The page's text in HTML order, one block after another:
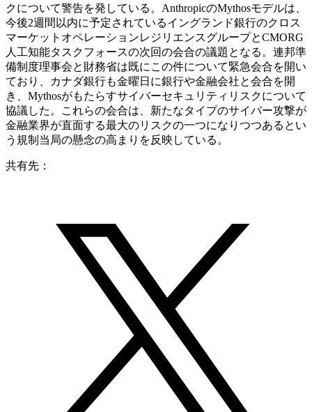
クについて警告を発している。AnthropicのMythosモデルは、
今後2週間以内に予定されているイングランド銀行のクロス
マーケットオペレーションレジリエンスグループとCMORG
人工知能タスクフォースの次回の会合の議題となる。連邦準
備制度理事会と財務省は既にこの件について緊急会合を開い
ており、カナダ銀行も金曜日に銀行や金融会社と会合を開
き、Mythosがもたらすサイバーセキュリティリスクについて
協議した。これらの会合は、新たなタイプのサイバー攻撃が
金融業界が直面する最大のリスクの一つになりつつあるとい
う規制当局の懸念の高まりを反映している。
共有先：